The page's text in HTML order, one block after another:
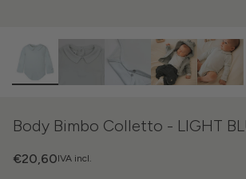
Body Bimbo Colletto - LIGHT
IVA incl.
€20,60